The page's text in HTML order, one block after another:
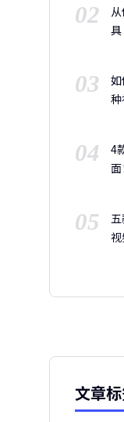
02
具
03
04
4
面
05
视
文章